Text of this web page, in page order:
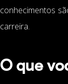
conhecimentos
carreira.
O que